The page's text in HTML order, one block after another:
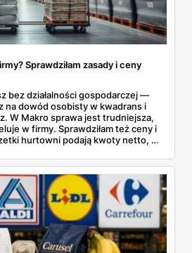
Sprawdziłam zasady i ceny
bez działalności gospodarczej —
na dowód osobisty w kwadrans i
W Makro sprawa jest trudniejsza,
w firmy. Sprawdziłam też ceny i
hurtowni podają kwoty netto, a
sama kawa ziarnista kosztuje w
więcej niż w weekendowej